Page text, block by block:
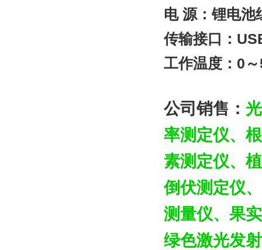
电 源：锂电池
传输接口：
工作温度：0
公司销售：
率测定仪、
素测定仪、
倒伏测定仪
测量仪、果
绿色激光发